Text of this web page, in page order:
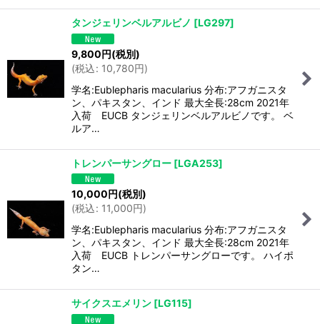
タンジェリンベルアルビノ [LG297]
9,800円(税別)
(税込: 10,780円)
学名:Eublepharis macularius 分布:アフガニスタ
ン、パキスタン、インド 最大全長:28cm 2021年
入荷 EUCB タンジェリンベルアルビノです。 ベ
ルア…
トレンパーサングロー [LGA253]
10,000 円(税別)
(税込: 11,000円)
学名:Eublepharis macularius 分布:アフガニスタ
ン、パキスタン、インド 最大全長:28cm 2021年
入荷 EUCB トレンパーサングローです。 ハイポ
タン…
サイクスエメリン [LG115]